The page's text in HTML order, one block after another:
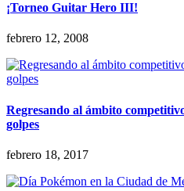
¡Torneo Guitar Hero III!
febrero 12, 2008
Regresando al ámbito
golpes
febrero 18, 2017